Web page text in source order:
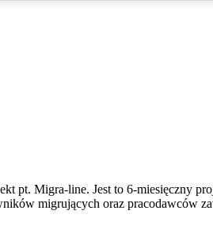
Migra-line. Jest to 6-miesięczny
migrujących oraz pracodawców